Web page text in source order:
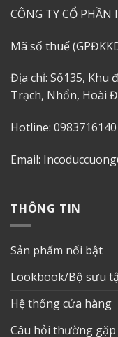
CÔNG TY CỔ
Mã số thuế
Địa chỉ: Số135, Khu
Trạch, Nhổn, Hoài
Hotline:
Email:
THÔNG TIN
Sản phẩm nổi bật
Lookbook/Bộ sưu
Hệ thống cửa hàng
Câu hỏi thường gặp